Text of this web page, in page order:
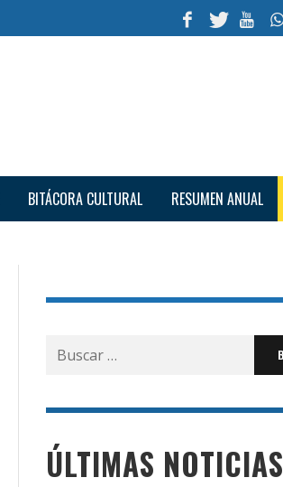
BITÁCORA CULTURAL RESUMEN ANUAL
Buscar
por:
ÚLTIMAS NOTICIAS